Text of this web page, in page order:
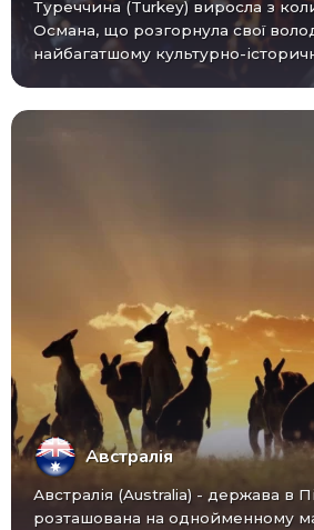
Туреччина (Turkey) виросла з колись грізної імперії
Османа, що розгорнула свої
найбагатшому культурно-
Австралія
Австралія (Australia) - ​​держава в Південній півкулі,
розташована на однойменному